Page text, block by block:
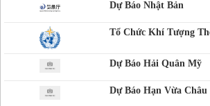
Phnom-Penh,
Campuchia
Dự Báo Nhật Bản
Tổ Chức Khí Tượng
Dự Báo Hải Quân Mỹ
Dự Báo Hạn Vừa Châu